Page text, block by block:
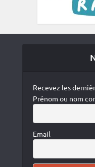
Recevez les
Prénom ou nom
Email